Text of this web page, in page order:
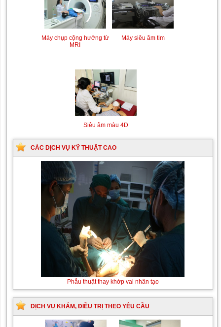
Siêu âm Doppler xuyên
sọ
Kỹ thuật chụp mạch máu
Siêu âm màu 4D
CÁC DỊCH VỤ KỸ THUẬT CAO
Phẫu thuật thay khớp vai nhân tạo
DỊCH VỤ KHÁM, ĐIỀU TRỊ THEO YÊU CẦU